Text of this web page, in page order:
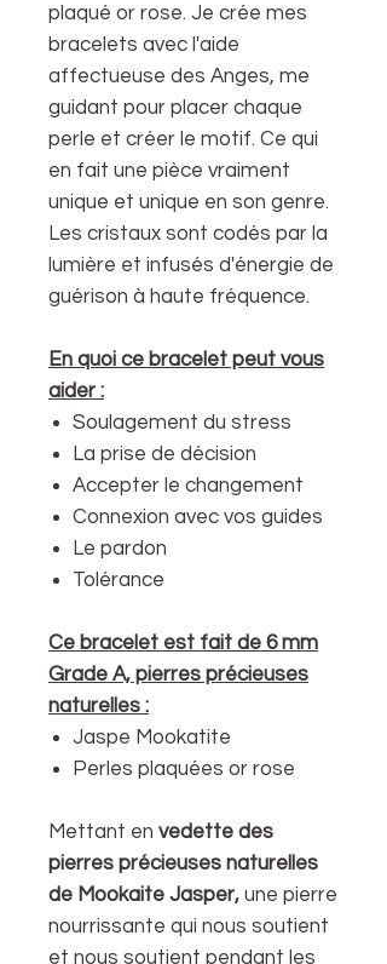
plaqué or rose. Je crée mes
bracelets avec l'aide
affectueuse des Anges, me
guidant pour placer chaque
perle et créer le motif. Ce qui
en fait une pièce vraiment
unique et unique en son genre.
Les cristaux sont codés par la
lumière et infusés d'énergie de
guérison à haute fréquence.
En quoi ce bracelet peut vous
aider :
Soulagement du stress
La prise de décision
Accepter le changement
Connexion avec vos guides
Le pardon
Tolérance
Ce bracelet est fait de 6 mm
Grade A, pierres précieuses
naturelles :
Jaspe Mookatite
Perles plaquées or rose
Mettant en vedette des
pierres précieuses naturelles
de Mookaite Jasper, une pierre
nourrissante qui nous soutient
et nous soutient pendant les